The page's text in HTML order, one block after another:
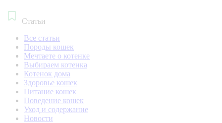
Статьи
Все статьи
Породы кошек
Мечтаете о котенке
Выбираем котенка
Котенок дома
Здоровье кошек
Питание кошек
Поведение кошек
Уход и содержание
Новости